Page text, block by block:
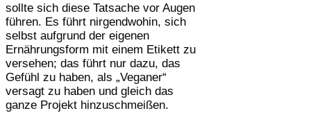
sollte sich diese Tatsache vor Augen
führen. Es führt nirgendwohin, sich
selbst aufgrund der eigenen
Ernährungsform mit einem Etikett zu
versehen; das führt nur dazu, das
Gefühl zu haben, als „Veganer“
versagt zu haben und gleich das
ganze Projekt hinzuschmeißen.